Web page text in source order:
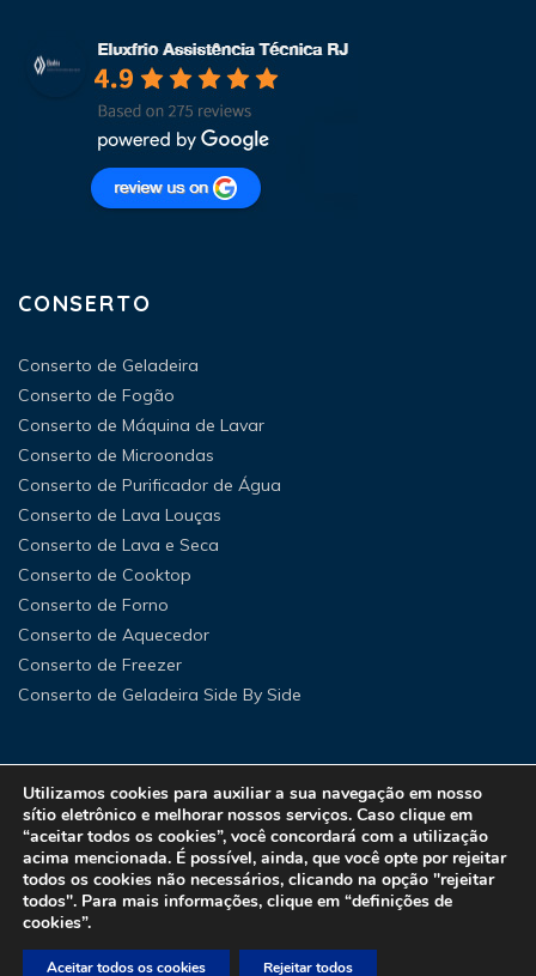
CONSERTO
Conserto de Geladeira
Conserto de Fogão
Conserto de Máquina de Lavar
Conserto de Microondas
Conserto de Purificador de Água
Conserto de Lava Louças
Conserto de Lava e Seca
Conserto de Cooktop
Conserto de Forno
Conserto de Aquecedor
Conserto de Freezer
Conserto de Geladeira Side By Side
Utilizamos cookies para auxiliar a sua navegação em nosso
sítio eletrônico e melhorar nossos serviços. Caso clique em
“aceitar todos os cookies”, você concordará com a utilização
acima mencionada. É possível, ainda, que você opte por rejeitar
todos os cookies não necessários, clicando na opção "rejeitar
todos". Para mais informações, clique em “definições de
cookies”.
Aceitar todos os cookies Rejeitar todos